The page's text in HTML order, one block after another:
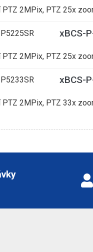
PTZ 2MPix, PTZ 25x
xBCS-
PTZ 2MPix, PTZ 25x
xBCS-
PTZ 2MPix, PTZ 33x